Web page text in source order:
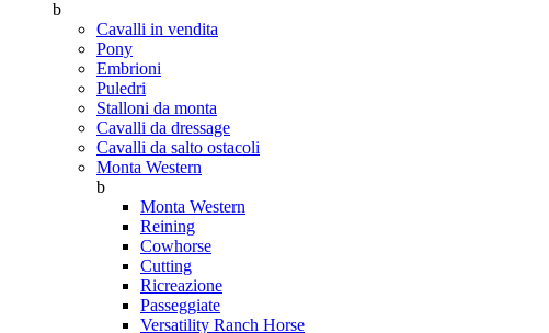
b
Cavalli in vendita
Pony
Embrioni
Puledri
Stalloni da monta
Cavalli da dressage
Cavalli da salto ostacoli
Monta Western
b
Monta Western
Reining
Cowhorse
Cutting
Ricreazione
Passeggiate
Versatility Ranch Horse